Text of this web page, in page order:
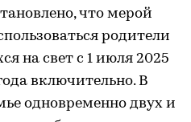
что мерой
родители
на свет с 1 июля 2025
включительно. В
одновременно двух и